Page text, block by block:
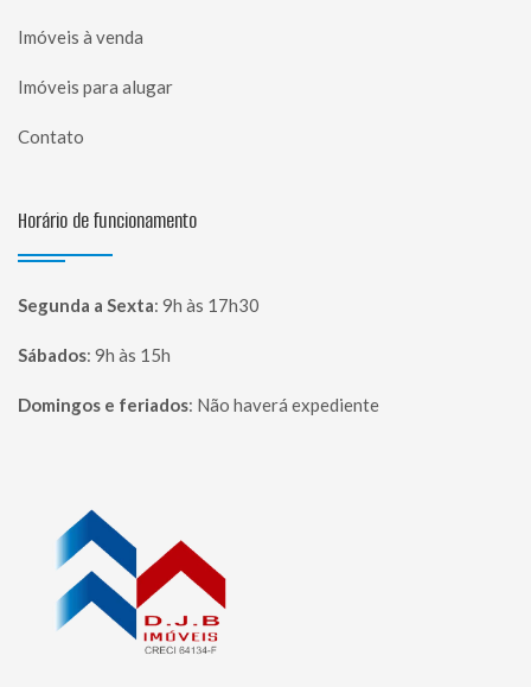
Imóveis à venda
Imóveis para alugar
Contato
Horário de funcionamento
Segunda a Sexta: 9h às 17h30
Sábados: 9h às 15h
Domingos e feriados: Não haverá expediente